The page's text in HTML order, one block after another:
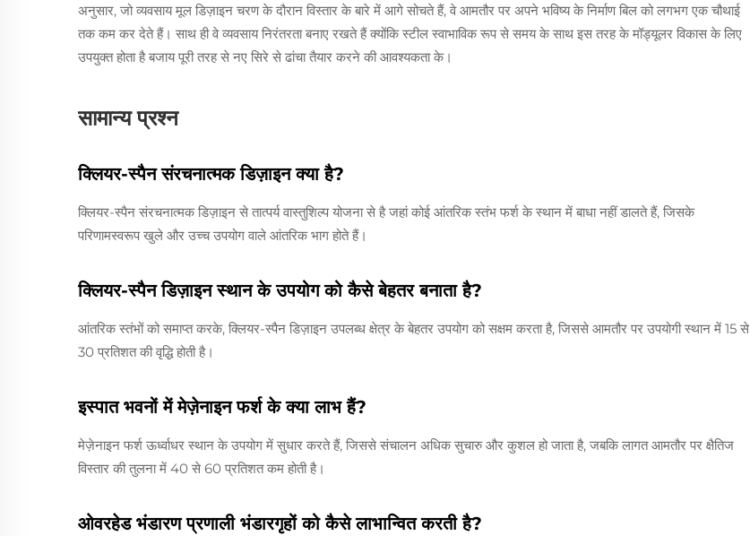
अनुसार, जो व्यवसाय मूल डिज़ाइन चरण के दौरान विस्तार के बारे में आगे सोचते हैं, वे आमतौर पर अपने भविष्य के निर्माण बिल को लगभग एक चौथाई
तक कम कर देते हैं। साथ ही वे व्यवसाय निरंतरता बनाए रखते हैं क्योंकि स्टील स्वाभाविक रूप से समय के साथ इस तरह के मॉड्यूलर विकास के लिए
उपयुक्त होता है बजाय पूरी तरह से नए सिरे से ढांचा तैयार करने की आवश्यकता के।
सामान्य प्रश्न
क्लियर-स्पैन संरचनात्मक डिज़ाइन क्या है?
क्लियर-स्पैन संरचनात्मक डिज़ाइन से तात्पर्य वास्तुशिल्प योजना से है जहां कोई आंतरिक स्तंभ फर्श के स्थान में बाधा नहीं डालते हैं, जिसके
परिणामस्वरूप खुले और उच्च उपयोग वाले आंतरिक भाग होते हैं।
क्लियर-स्पैन डिज़ाइन स्थान के उपयोग को कैसे बेहतर बनाता है?
आंतरिक स्तंभों को समाप्त करके, क्लियर-स्पैन डिज़ाइन उपलब्ध क्षेत्र के बेहतर उपयोग को सक्षम करता है, जिससे आमतौर पर उपयोगी स्थान में 15 से
30 प्रतिशत की वृद्धि होती है।
इस्पात भवनों में मेज़ेनाइन फर्श के क्या लाभ हैं?
मेज़ेनाइन फर्श ऊर्ध्वाधर स्थान के उपयोग में सुधार करते हैं, जिससे संचालन अधिक सुचारु और कुशल हो जाता है, जबकि लागत आमतौर पर क्षैतिज
विस्तार की तुलना में 40 से 60 प्रतिशत कम होती है।
ओवरहेड भंडारण प्रणाली भंडारगृहों को कैसे लाभान्वित करती है?